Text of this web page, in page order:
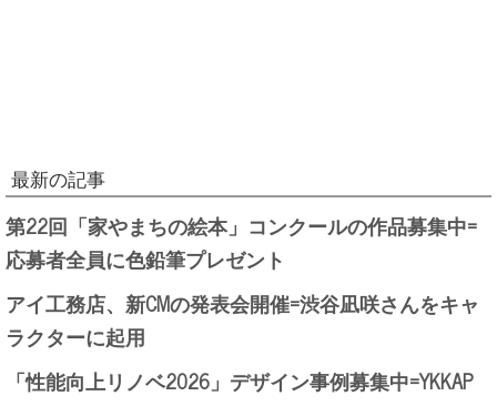
最新の記事
第22回「家やまちの絵本」コンクールの作品募集中=
応募者全員に色鉛筆プレゼント
アイ工務店、新CMの発表会開催=渋谷凪咲さんをキャ
ラクターに起用
「性能向上リノベ2026」デザイン事例募集中=YKKAP